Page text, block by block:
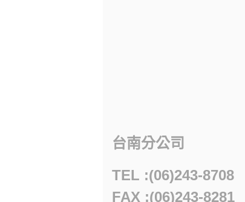
台南分公司
TEL :(06)243-8708
FAX :(06)243-8281